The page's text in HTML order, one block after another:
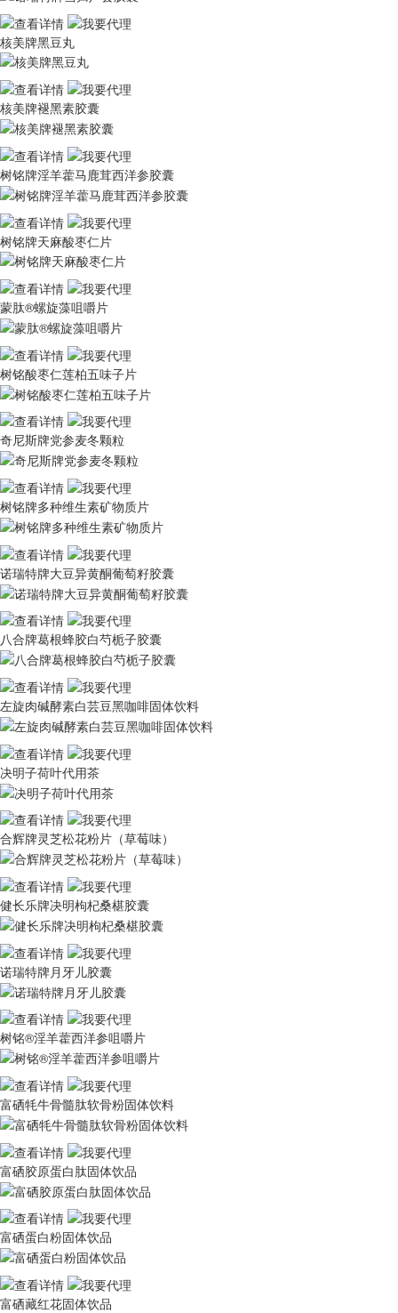
核美牌黑豆丸
核美牌褪黑素胶囊
树铭牌淫羊藿马鹿茸西洋参胶囊
树铭牌天麻酸枣仁片
蒙肽®螺旋藻咀嚼片
树铭酸枣仁莲柏五味子片
奇尼斯牌党参麦冬颗粒
树铭牌多种维生素矿物质片
诺瑞特牌大豆异黄酮葡萄籽胶囊
八合牌葛根蜂胶白芍栀子胶囊
左旋肉碱酵素白芸豆黑咖啡固体饮料
决明子荷叶代用茶
合辉牌灵芝松花粉片（草莓味）
健长乐牌决明枸杞桑椹胶囊
诺瑞特牌月牙儿胶囊
树铭®淫羊藿西洋参咀嚼片
富硒牦牛骨髓肽软骨粉固体饮料
富硒胶原蛋白肽固体饮品
富硒蛋白粉固体饮品
富硒藏红花固体饮品